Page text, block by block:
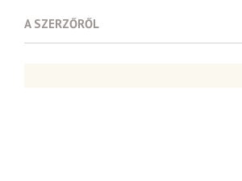
A SZERZŐRŐL